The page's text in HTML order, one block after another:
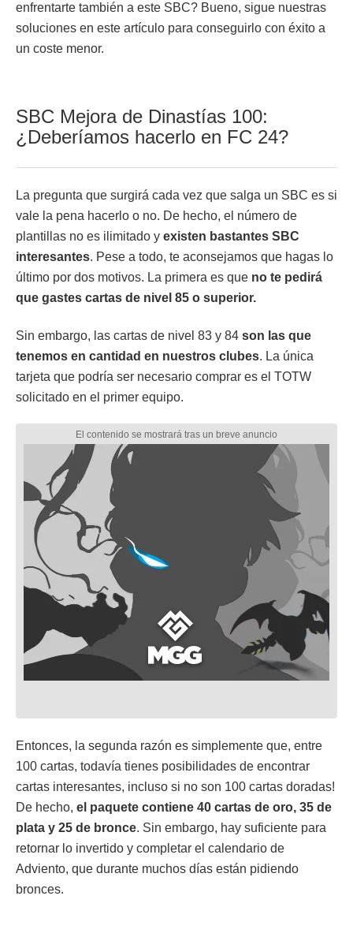
enfrentarte también a este SBC? Bueno, sigue nuestras
soluciones en este artículo para conseguirlo con éxito a
un coste menor.
SBC Mejora de Dinastías 100:
¿Deberíamos hacerlo en FC 24?
La pregunta que surgirá cada vez que salga un SBC es si
vale la pena hacerlo o no. De hecho, el número de
plantillas no es ilimitado y existen bastantes SBC
interesantes. Pese a todo, te aconsejamos que hagas lo
último por dos motivos. La primera es que no te pedirá
que gastes cartas de nivel 85 o superior.
Sin embargo, las cartas de nivel 83 y 84 son las que
tenemos en cantidad en nuestros clubes. La única
tarjeta que podría ser necesario comprar es el TOTW
solicitado en el primer equipo.
Entonces, la segunda razón es simplemente que, entre
100 cartas, todavía tienes posibilidades de encontrar
cartas interesantes, incluso si no son 100 cartas doradas!
De hecho, el paquete contiene 40 cartas de oro, 35 de
plata y 25 de bronce. Sin embargo, hay suficiente para
retornar lo invertido y completar el calendario de
Adviento, que durante muchos días están pidiendo
bronces.